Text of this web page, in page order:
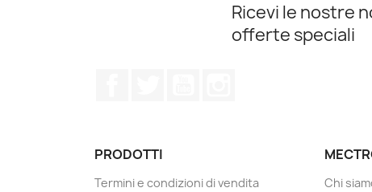
Ricevi le nostre
offerte speciali
PRODOTTI
Termini e condizioni di vendita Chi